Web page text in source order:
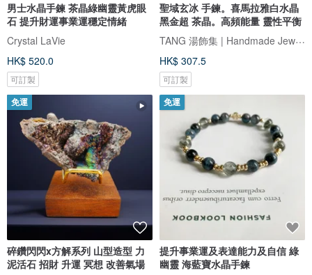
男士水晶手鍊 茶晶綠幽靈黃虎眼
石 提升財運事業運穩定情緒
Crystal LaVie
HK$ 520.0
可訂製
聖域玄冰 手鍊。喜馬拉雅白水晶
黑金超 茶晶。高頻能量 靈性平衡
TANG 湯飾集 | Handmade Jewelry
HK$ 307.5
可訂製
免運
碎鑽閃閃x方解系列 山型造型 力
泥活石 招財 升運 冥想 改善氣場
免運
提升事業運及表達能力及自信 綠
幽靈 海藍寶水晶手鍊